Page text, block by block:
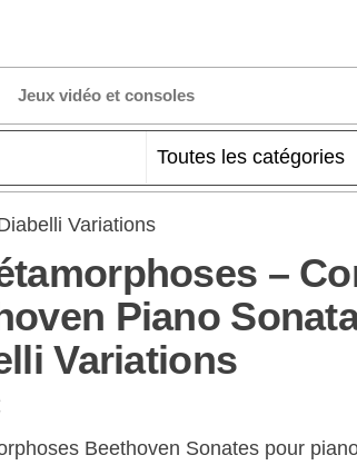
Jeux vidéo et consoles
Variations
–
Piano
Variations
Beethoven Sonates pour